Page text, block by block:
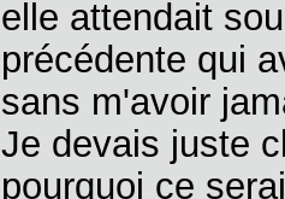
elle attendait
précédente qui
sans m'avoir
Je devais juste
pourquoi ce